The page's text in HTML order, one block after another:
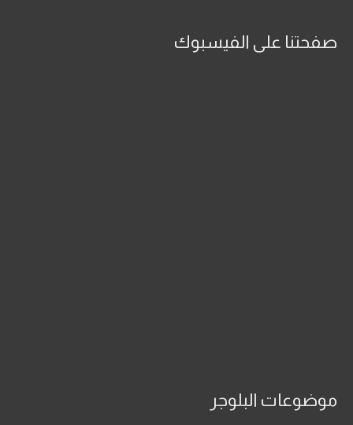
صفحتنا على الفيسبوك
موضوعات البلوجر